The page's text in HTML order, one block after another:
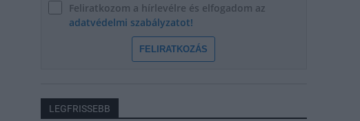
Feliratkozom a hírlevélre és elfogadom az
adatvédelmi szabályzatot!
FELIRATKOZÁS
LEGFRISSEBB